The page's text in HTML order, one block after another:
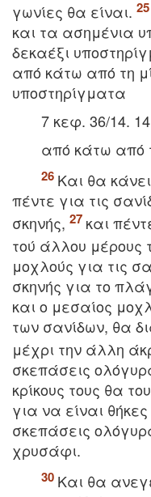
γωνίες θα είναι.
και τα ασημένια
δεκαέξι
από κάτω από τη
υποστηρίγματα
7 κεφ. 36/14.
από κάτω από
Kαι θα
πέντε για τις
σκηνής,
και
τού άλλου μέρους
μοχλούς για τις
σκηνής για το
και ο μεσαίος
των σανίδων, θα
μέχρι την άλλη
σκεπάσεις
κρίκους τους θα
για να είναι
σκεπάσεις
χρυσάφι.
Kαι θα